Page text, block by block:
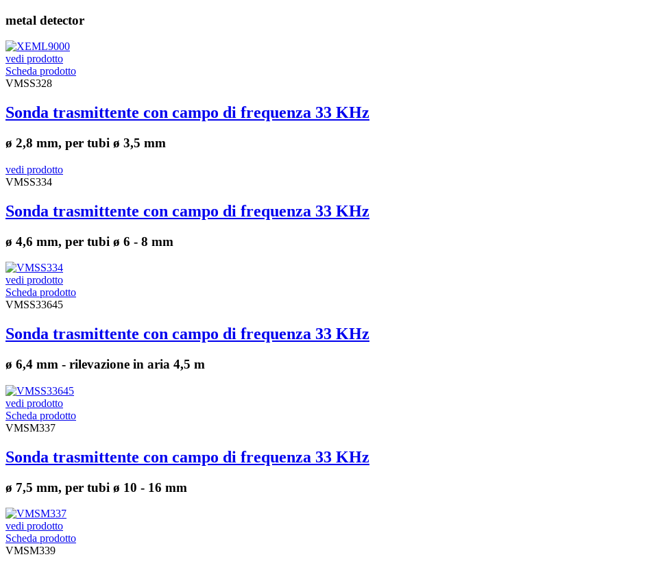
metal detector
vedi prodotto
Scheda prodotto
VMSS328
Sonda trasmittente con campo di frequenza 33 KHz
ø 2,8 mm, per tubi ø 3,5 mm
vedi prodotto
VMSS334
Sonda trasmittente con campo di frequenza 33 KHz
ø 4,6 mm, per tubi ø 6 - 8 mm
vedi prodotto
Scheda prodotto
VMSS33645
Sonda trasmittente con campo di frequenza 33 KHz
ø 6,4 mm - rilevazione in aria 4,5 m
vedi prodotto
Scheda prodotto
VMSM337
Sonda trasmittente con campo di frequenza 33 KHz
ø 7,5 mm, per tubi ø 10 - 16 mm
vedi prodotto
Scheda prodotto
VMSM339